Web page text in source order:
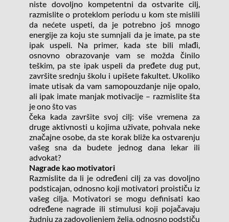
niste dovoljno kompetentni da ostvarite cilj,
razmislite o proteklom periodu u kom ste mislili
da nećete uspeti, da je potrebno još mnogo
energije za koju ste sumnjali da je imate, pa ste
ipak uspeli. Na primer, kada ste bili mlađi,
osnovno obrazovanje vam se možda činilo
teškim, pa ste ipak uspeli da pređete dug put,
završite srednju školu i upišete fakultet. Ukoliko
imate utisak da vam samopouzdanje nije opalo,
ali ipak imate manjak motivacije – razmislite šta
je ono što vas
čeka kada završite svoj cilj: više vremena za
druge aktivnosti u kojima uživate, pohvala neke
značajne osobe, da ste korak bliže ka ostvarenju
vašeg sna da budete jednog dana lekar ili
advokat?
Nagrade kao motivatori
Razmislite da li je određeni cilj za vas dovoljno
podsticajan, odnosno koji motivatori proističu iz
vašeg cilja. Motivatori se mogu definisati kao
određene nagrade ili stimulusi koji pojačavaju
žudnju za zadovoljenjem želja, odnosno podstiču